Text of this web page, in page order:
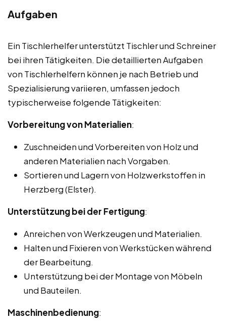
Aufgaben
Ein Tischlerhelfer unterstützt Tischler und Schreiner
bei ihren Tätigkeiten. Die detaillierten Aufgaben
von Tischlerhelfern können je nach Betrieb und
Spezialisierung variieren, umfassen jedoch
typischerweise folgende Tätigkeiten:
Vorbereitung von Materialien:
Zuschneiden und Vorbereiten von Holz und
anderen Materialien nach Vorgaben.
Sortieren und Lagern von Holzwerkstoffen in
Herzberg (Elster).
Unterstützung bei der Fertigung:
Anreichen von Werkzeugen und Materialien.
Halten und Fixieren von Werkstücken während
der Bearbeitung.
Unterstützung bei der Montage von Möbeln
und Bauteilen.
Maschinenbedienung: